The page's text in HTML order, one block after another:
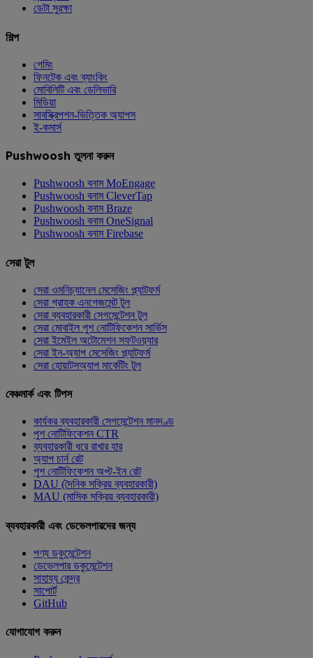
ডেটা সুরক্ষা
শিল্প
গেমিং
ফিনটেক এবং ব্যাংকিং
মোবিলিটি এবং ডেলিভারি
মিডিয়া
সাবস্ক্রিপশন-ভিত্তিক অ্যাপস
ই-কমার্স
Pushwoosh তুলনা করুন
Pushwoosh বনাম MoEngage
Pushwoosh বনাম CleverTap
Pushwoosh বনাম Braze
Pushwoosh বনাম OneSignal
Pushwoosh বনাম Firebase
সেরা টুল
সেরা ওমনিচ্যানেল মেসেজিং প্ল্যাটফর্ম
সেরা গ্রাহক এনগেজমেন্ট টুল
সেরা ব্যবহারকারী সেগমেন্টেশন টুল
সেরা মোবাইল পুশ নোটিফিকেশন সার্ভিস
সেরা ইমেইল অটোমেশন সফটওয়্যার
সেরা ইন-অ্যাপ মেসেজিং প্ল্যাটফর্ম
সেরা হোয়াটসঅ্যাপ মার্কেটিং টুল
বেঞ্চমার্ক এবং টিপস
কার্যকর ব্যবহারকারী সেগমেন্টেশন মানদণ্ড
পুশ নোটিফিকেশন CTR
ব্যবহারকারী ধরে রাখার হার
অ্যাপ চার্ন রেট
পুশ নোটিফিকেশন অপ্ট-ইন রেট
DAU (দৈনিক সক্রিয় ব্যবহারকারী)
MAU (মাসিক সক্রিয় ব্যবহারকারী)
ব্যবহারকারী এবং ডেভেলপারদের জন্য
পণ্য ডকুমেন্টেশন
ডেভেলপার ডকুমেন্টেশন
সাহায্য কেন্দ্র
সাপোর্ট
GitHub
যোগাযোগ করুন